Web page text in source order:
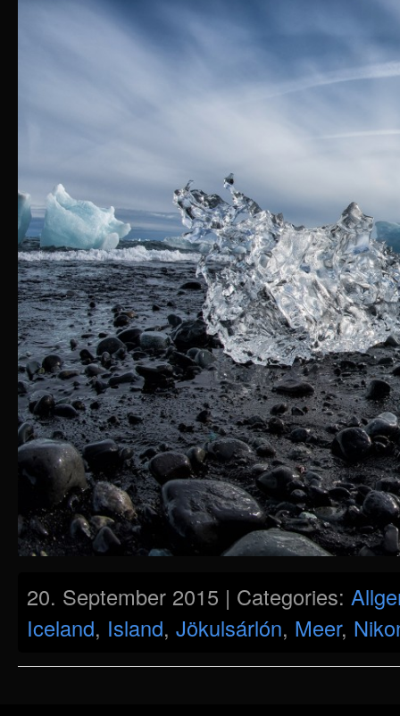
20. September 2015 | Categories:
Iceland, Island, Jökulsárlón, Meer,